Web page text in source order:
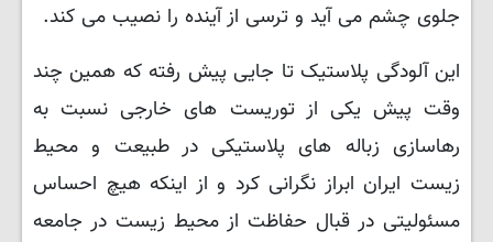
جلوی چشم می آید و ترسی از آینده را نصیب می کند.
این آلودگی پلاستیک تا جایی پیش رفته که همین چند
وقت پیش یکی از توریست های خارجی نسبت به
رهاسازی زباله های پلاستیکی در طبیعت و محیط
زیست ایران ابراز نگرانی کرد و از اینکه هیچ احساس
مسئولیتی در قبال حفاظت از محیط زیست در جامعه